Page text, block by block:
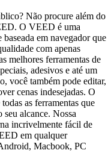
Não procure além do
O VEED é uma
em navegador que
com apenas
melhores ferramentas de
adesivos e até um
você também pode editar,
cenas indesejadas. O
as ferramentas que
alcance. Nossa
incrivelmente fácil de
em qualquer
Macbook, PC